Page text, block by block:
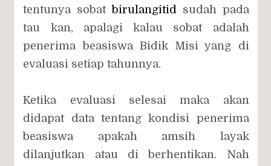
tentunya sobat birulangitid sudah pada
tau kan, apalagi kalau sobat adalah
penerima beasiswa Bidik Misi yang di
evaluasi setiap tahunnya.
Ketika evaluasi selesai maka akan
didapat data tentang kondisi penerima
beasiswa apakah amsih layak
dilanjutkan atau di berhentikan. Nah